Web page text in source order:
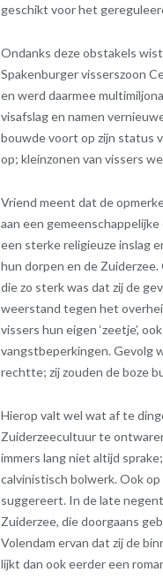
geschikt voor het
Ondanks deze obstakels
Spakenburger visserszoon
en werd daarmee
visafslag en namen
bouwde voort op zijn status
op; kleinzonen van vissers
Vriend meent dat de
aan een
een sterke religieuze inslag
hun dorpen en de
die zo sterk was dat zij de
weerstand tegen het
vissers hun eigen ‘zeetje’,
vangstbeperkingen. Gevolg
rechtte; zij zouden de boze
Hierop valt wel wat af te
Zuiderzeecultuur te
immers lang niet altijd
calvinistisch bolwerk. Ook
suggereert. In de late
Zuiderzee, die doorgaans
Volendam ervan dat zij de
lijkt dan ook eerder een